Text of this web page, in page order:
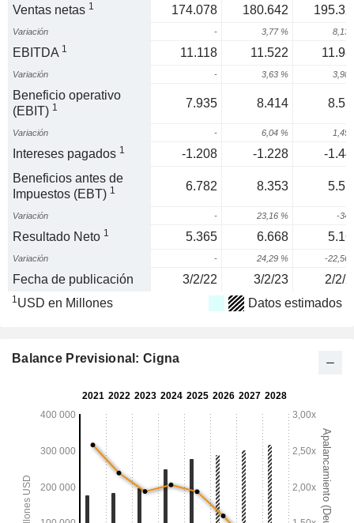
Ventas netas 1 174.078 180.642
Variación - 3,77 % 8,13
EBITDA 1 11.118 11.522
Variación - 3,63 % 3,98
Beneficio operativo
(EBIT) 1 7.935 8.414
Variación - 6,04 % 1,45
Intereses pagados 1 -1.208 -1.228
-
Beneficios antes de
Impuestos (EBT) 1 6.782 8.353
Variación - 23,16 % -34
Resultado Neto 1 5.365 6.668
Variación - 24,29 % -22,56
Fecha de publicación 3/2/22 3/2/23 2/2/
1USD en Millones Datos estimados
Balance Previsional: Cigna